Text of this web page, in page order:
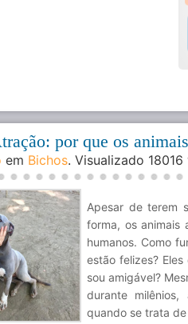
por que os
em Bichos. Visualizado
Apesar de terem
forma, os animais
humanos. Como
estão felizes?
sou amigável?
durante
quando se trata